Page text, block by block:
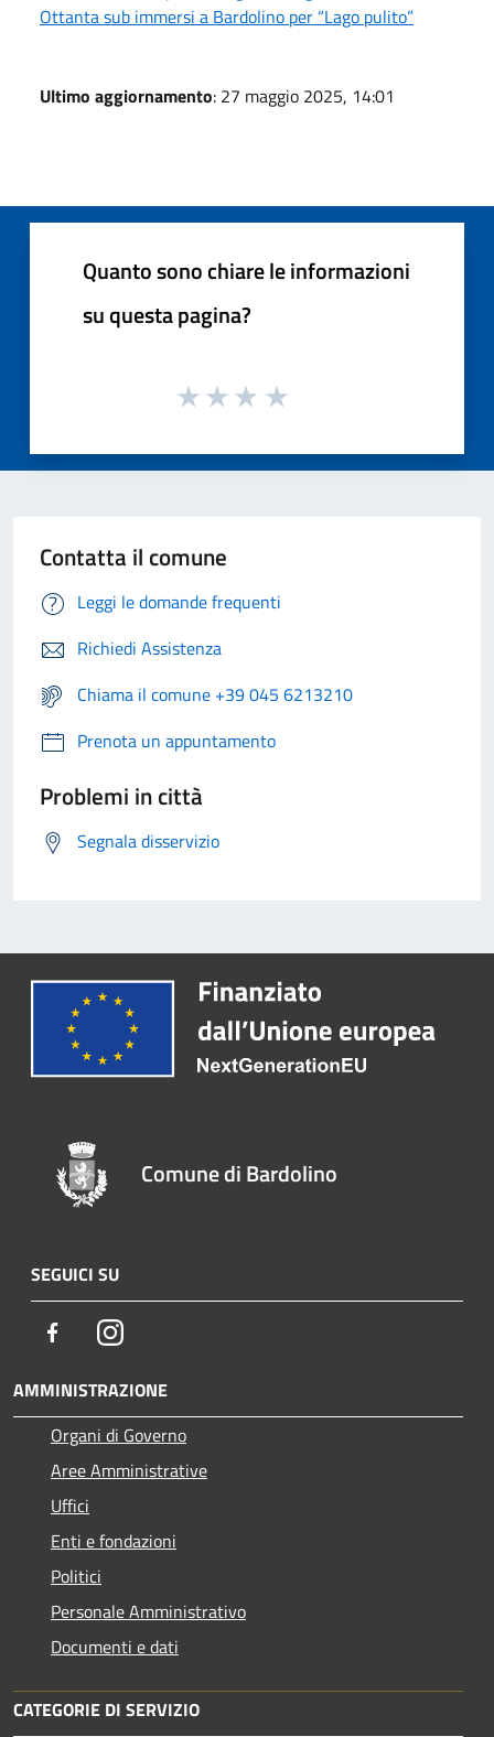
Ottanta sub immersi a Bardolino per “Lago pulito”
Ultimo aggiornamento: 27 maggio 2025, 14:01
Quanto sono chiare le informazioni
su questa pagina?
Contatta il comune
Leggi le domande frequenti
Richiedi Assistenza
Chiama il comune +39 045 6213210
Prenota un appuntamento
Problemi in città
Segnala disservizio
Comune di Bardolino
SEGUICI SU
FacebookInstagram
AMMINISTRAZIONE
Organi di Governo
Aree Amministrative
Uffici
Enti e fondazioni
Politici
Personale Amministrativo
Documenti e dati
CATEGORIE DI SERVIZIO